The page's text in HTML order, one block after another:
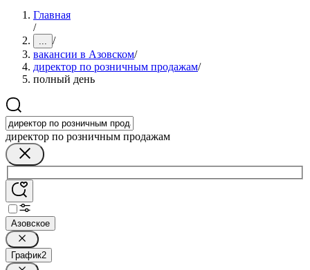
Главная
/
... /
вакансии в Азовском/
директор по розничным продажам/
полный день
директор по розничным продажам
Азовское
График2